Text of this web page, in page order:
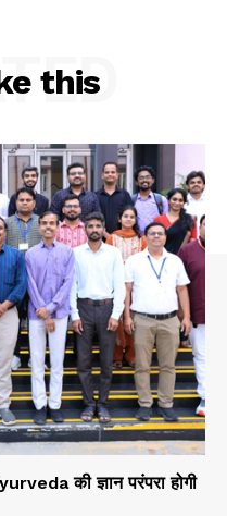
this
की ज्ञान परंपरा होगी